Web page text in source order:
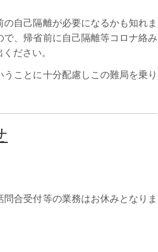
自己隔離が必要になるかも知れま
、帰省前に自己隔離等コロナ絡み
ださい。
ことに十分配慮しこの難局を乗り
合受付等の業務はお休みとなりま